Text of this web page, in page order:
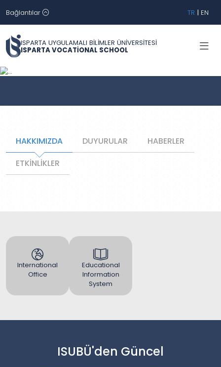
Bağlantılar TR | EN
ISPARTA UYGULAMALI BİLİMLER ÜNİVERSİTESİ
ISPARTA VOCATİONAL SCHOOL
Geri İleri
HAKKIMIZDA DUYURULAR
HABERLER
ETKİNLİKLER
International
Office
Educational
Information
System
ISUBÜ'den Güncel